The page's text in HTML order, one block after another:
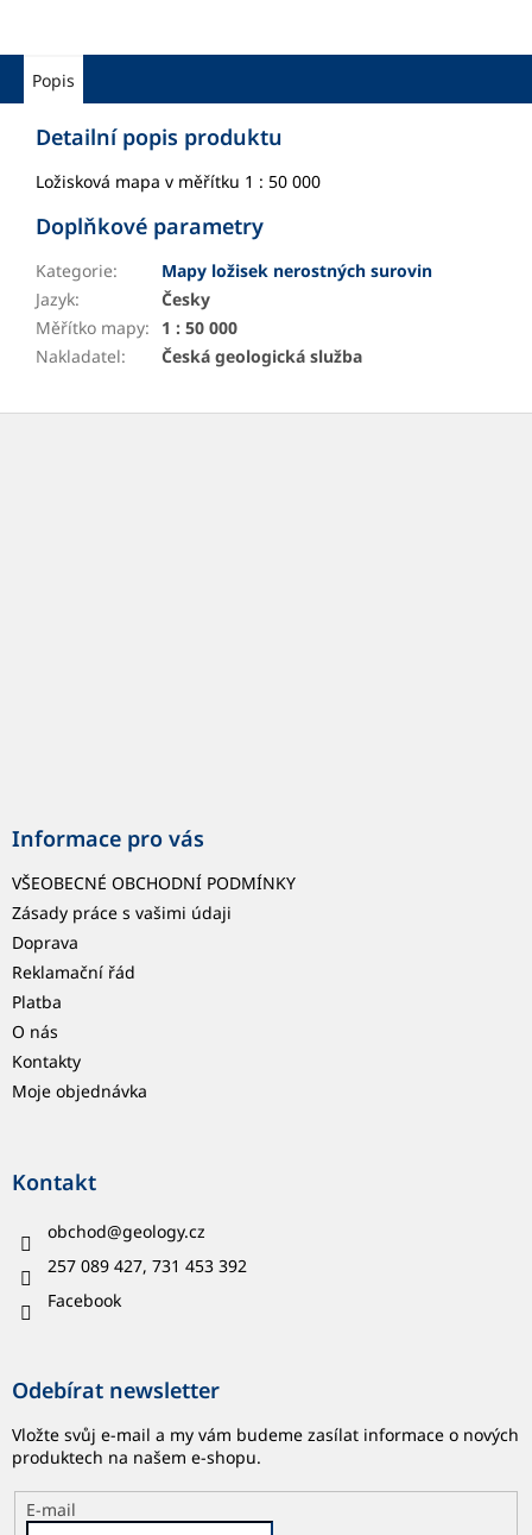
Popis
Detailní popis produktu
Ložisková mapa v měřítku 1 : 50 000
Doplňkové parametry
Kategorie:
Mapy ložisek nerostných surovin
Jazyk:
Česky
Měřítko mapy:
1 : 50 000
Nakladatel: Česká geologická služba
Z
Informace pro vás
VŠEOBECNÉ OBCHODNÍ PODMÍNKY
Zásady práce s vašimi údaji
Doprava
Reklamační řád
Platba
O nás
Kontakty
Moje objednávka
Kontakt
obchod@geology.cz
257 089 427, 731 453 392
Facebook
Odebírat newsletter
Vložte svůj e-mail a my vám budeme zasílat informace o nových
produktech na našem e-shopu.
E-mail